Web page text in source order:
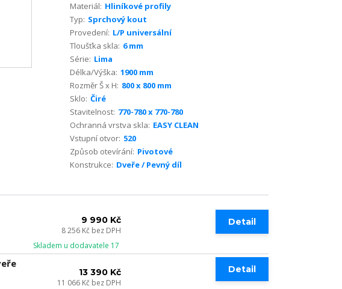
Materiál: Hliníkové profily
Typ: Sprchový kout
Provedení: L/P universální
Tloušťka skla: 6 mm
Série: Lima
Délka/Výška: 1900 mm
Rozměr Š x H: 800 x 800 mm
Sklo: Čiré
Stavitelnost: 770-780 x 770-780
Ochranná vrstva skla: EASY CLEAN
Vstupní otvor: 520
Způsob otevírání: Pivotové
Konstrukce: Dveře / Pevný díl
9 990 Kč
8 256 Kč bez DPH
Skladem u dodavatele 17
Detail
13 390 Kč
11 066 Kč bez DPH
Detail